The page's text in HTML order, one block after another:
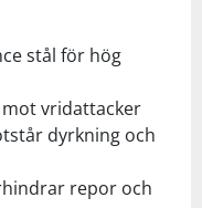
stål för hög
vridattacker
dyrkning och
repor och